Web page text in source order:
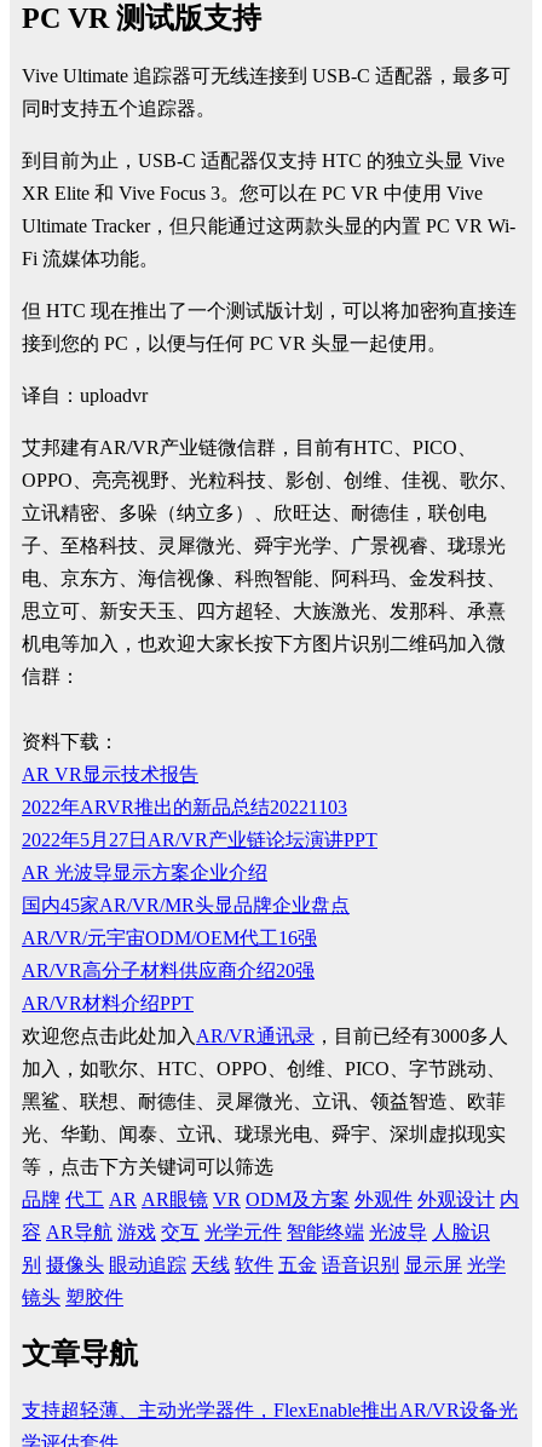
PC VR 测试版支持
Vive Ultimate 追踪器可无线连接到 USB-C 适配器，最多可
同时支持五个追踪器。
到目前为止，USB-C 适配器仅支持 HTC 的独立头显 Vive
XR Elite 和 Vive Focus 3。您可以在 PC VR 中使用 Vive
Ultimate Tracker，但只能通过这两款头显的内置 PC VR Wi-
Fi 流媒体功能。
但 HTC 现在推出了一个测试版计划，可以将加密狗直接连
接到您的 PC，以便与任何 PC VR 头显一起使用。
译自：uploadvr
艾邦建有AR/VR产业链微信群，目前有HTC、PICO、
OPPO、亮亮视野、光粒科技、影创、创维、佳视、歌尔、
立讯精密、多哚（纳立多）、欣旺达、耐德佳，联创电
子、至格科技、灵犀微光、舜宇光学、广景视睿、珑璟光
电、京东方、海信视像、科煦智能、阿科玛、金发科技、
思立可、新安天玉、四方超轻、大族激光、发那科、承熹
机电等加入，也欢迎大家长按下方图片识别二维码加入微
信群：
资料下载：
AR VR显示技术报告
2022年ARVR推出的新品总结20221103
2022年5月27日AR/VR产业链论坛演讲PPT
AR 光波导显示方案企业介绍
国内45家AR/VR/MR头显品牌企业盘点
AR/VR/元宇宙ODM/OEM代工16强
AR/VR高分子材料供应商介绍20强
AR/VR材料介绍PPT
欢迎您点击此处加入 AR/VR通讯录 ，目前已经有3000多人
加入，如歌尔、HTC、OPPO、创维、PICO、字节跳动、
黑鲨、联想、耐德佳、灵犀微光、立讯、领益智造、欧菲
光、华勤、闻泰、立讯、珑璟光电、舜宇、深圳虚拟现实
等，点击下方关键词可以筛选
品牌 代工 AR AR眼镜 VR ODM及方案 外观件 外观设计 内
容 AR导航 游戏 交互 光学元件 智能终端 光波导 人脸识
别 摄像头 眼动追踪 天线 软件 五金 语音识别 显示屏 光学
镜头 塑胶件
文章导航
支持超轻薄、主动光学器件，FlexEnable推出AR/VR设备光